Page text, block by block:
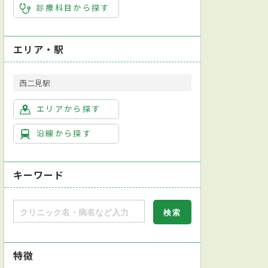
診療科目から探す
エリア・駅
西二見駅
エリアから探す
沿線から探す
キーワード
特徴